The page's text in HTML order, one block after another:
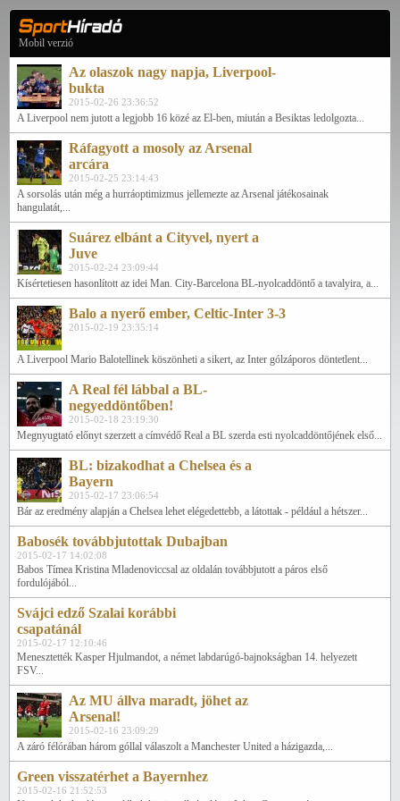
Mobil verzió
Az olaszok nagy napja, Liverpool-
bukta
2015-02-26 23:36:52
A Liverpool nem jutott a legjobb 16 közé az El-ben, miután a Besiktas ledolgozta...
Ráfagyott a mosoly az Arsenal
arcára
2015-02-25 23:14:43
A sorsolás után még a hurráoptimizmus jellemezte az Arsenal játékosainak
hangulatát,...
Suárez elbánt a Cityvel, nyert a
Juve
2015-02-24 23:09:44
Kísértetiesen hasonlított az idei Man. City-Barcelona BL-nyolcaddöntő a tavalyira, a...
Balo a nyerő ember, Celtic-Inter 3-3
2015-02-19 23:35:14
A Liverpool Mario Balotellinek köszönheti a sikert, az Inter gólzáporos döntetlent...
A Real fél lábbal a BL-
negyeddöntőben!
2015-02-18 23:19:30
Megnyugtató előnyt szerzett a címvédő Real a BL szerda esti nyolcaddöntőjének első...
BL: bizakodhat a Chelsea és a
Bayern
2015-02-17 23:06:54
Bár az eredmény alapján a Chelsea lehet elégedettebb, a látottak - például a hétszer...
Babosék továbbjutottak Dubajban
2015-02-17 14:02:08
Babos Tímea Kristina Mladenoviccsal az oldalán továbbjutott a páros első
fordulójából...
Svájci edző Szalai korábbi
csapatánál
2015-02-17 12:10:46
Menesztették Kasper Hjulmandot, a német labdarúgó-bajnokságban 14. helyezett
FSV...
Az MU állva maradt, jöhet az
Arsenal!
2015-02-16 23:09:29
A záró félórában három góllal válaszolt a Manchester United a házigazda,...
Green visszatérhet a Bayernhez
2015-02-16 21:52:53